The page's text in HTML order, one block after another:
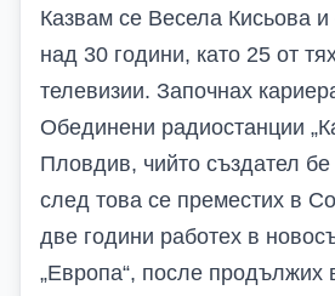
Казвам се Весела Кисьова
над 30 години, като 25 от
телевизии. Започнах
Обединени радиостанции
Пловдив, чийто създател
след това се преместих в
две години работех в
„Европа“, после